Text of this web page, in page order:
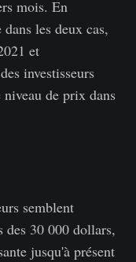
mois. En
les deux cas,
et
investisseurs
de prix dans
semblent
des 30 000 dollars,
jusqu'à présent